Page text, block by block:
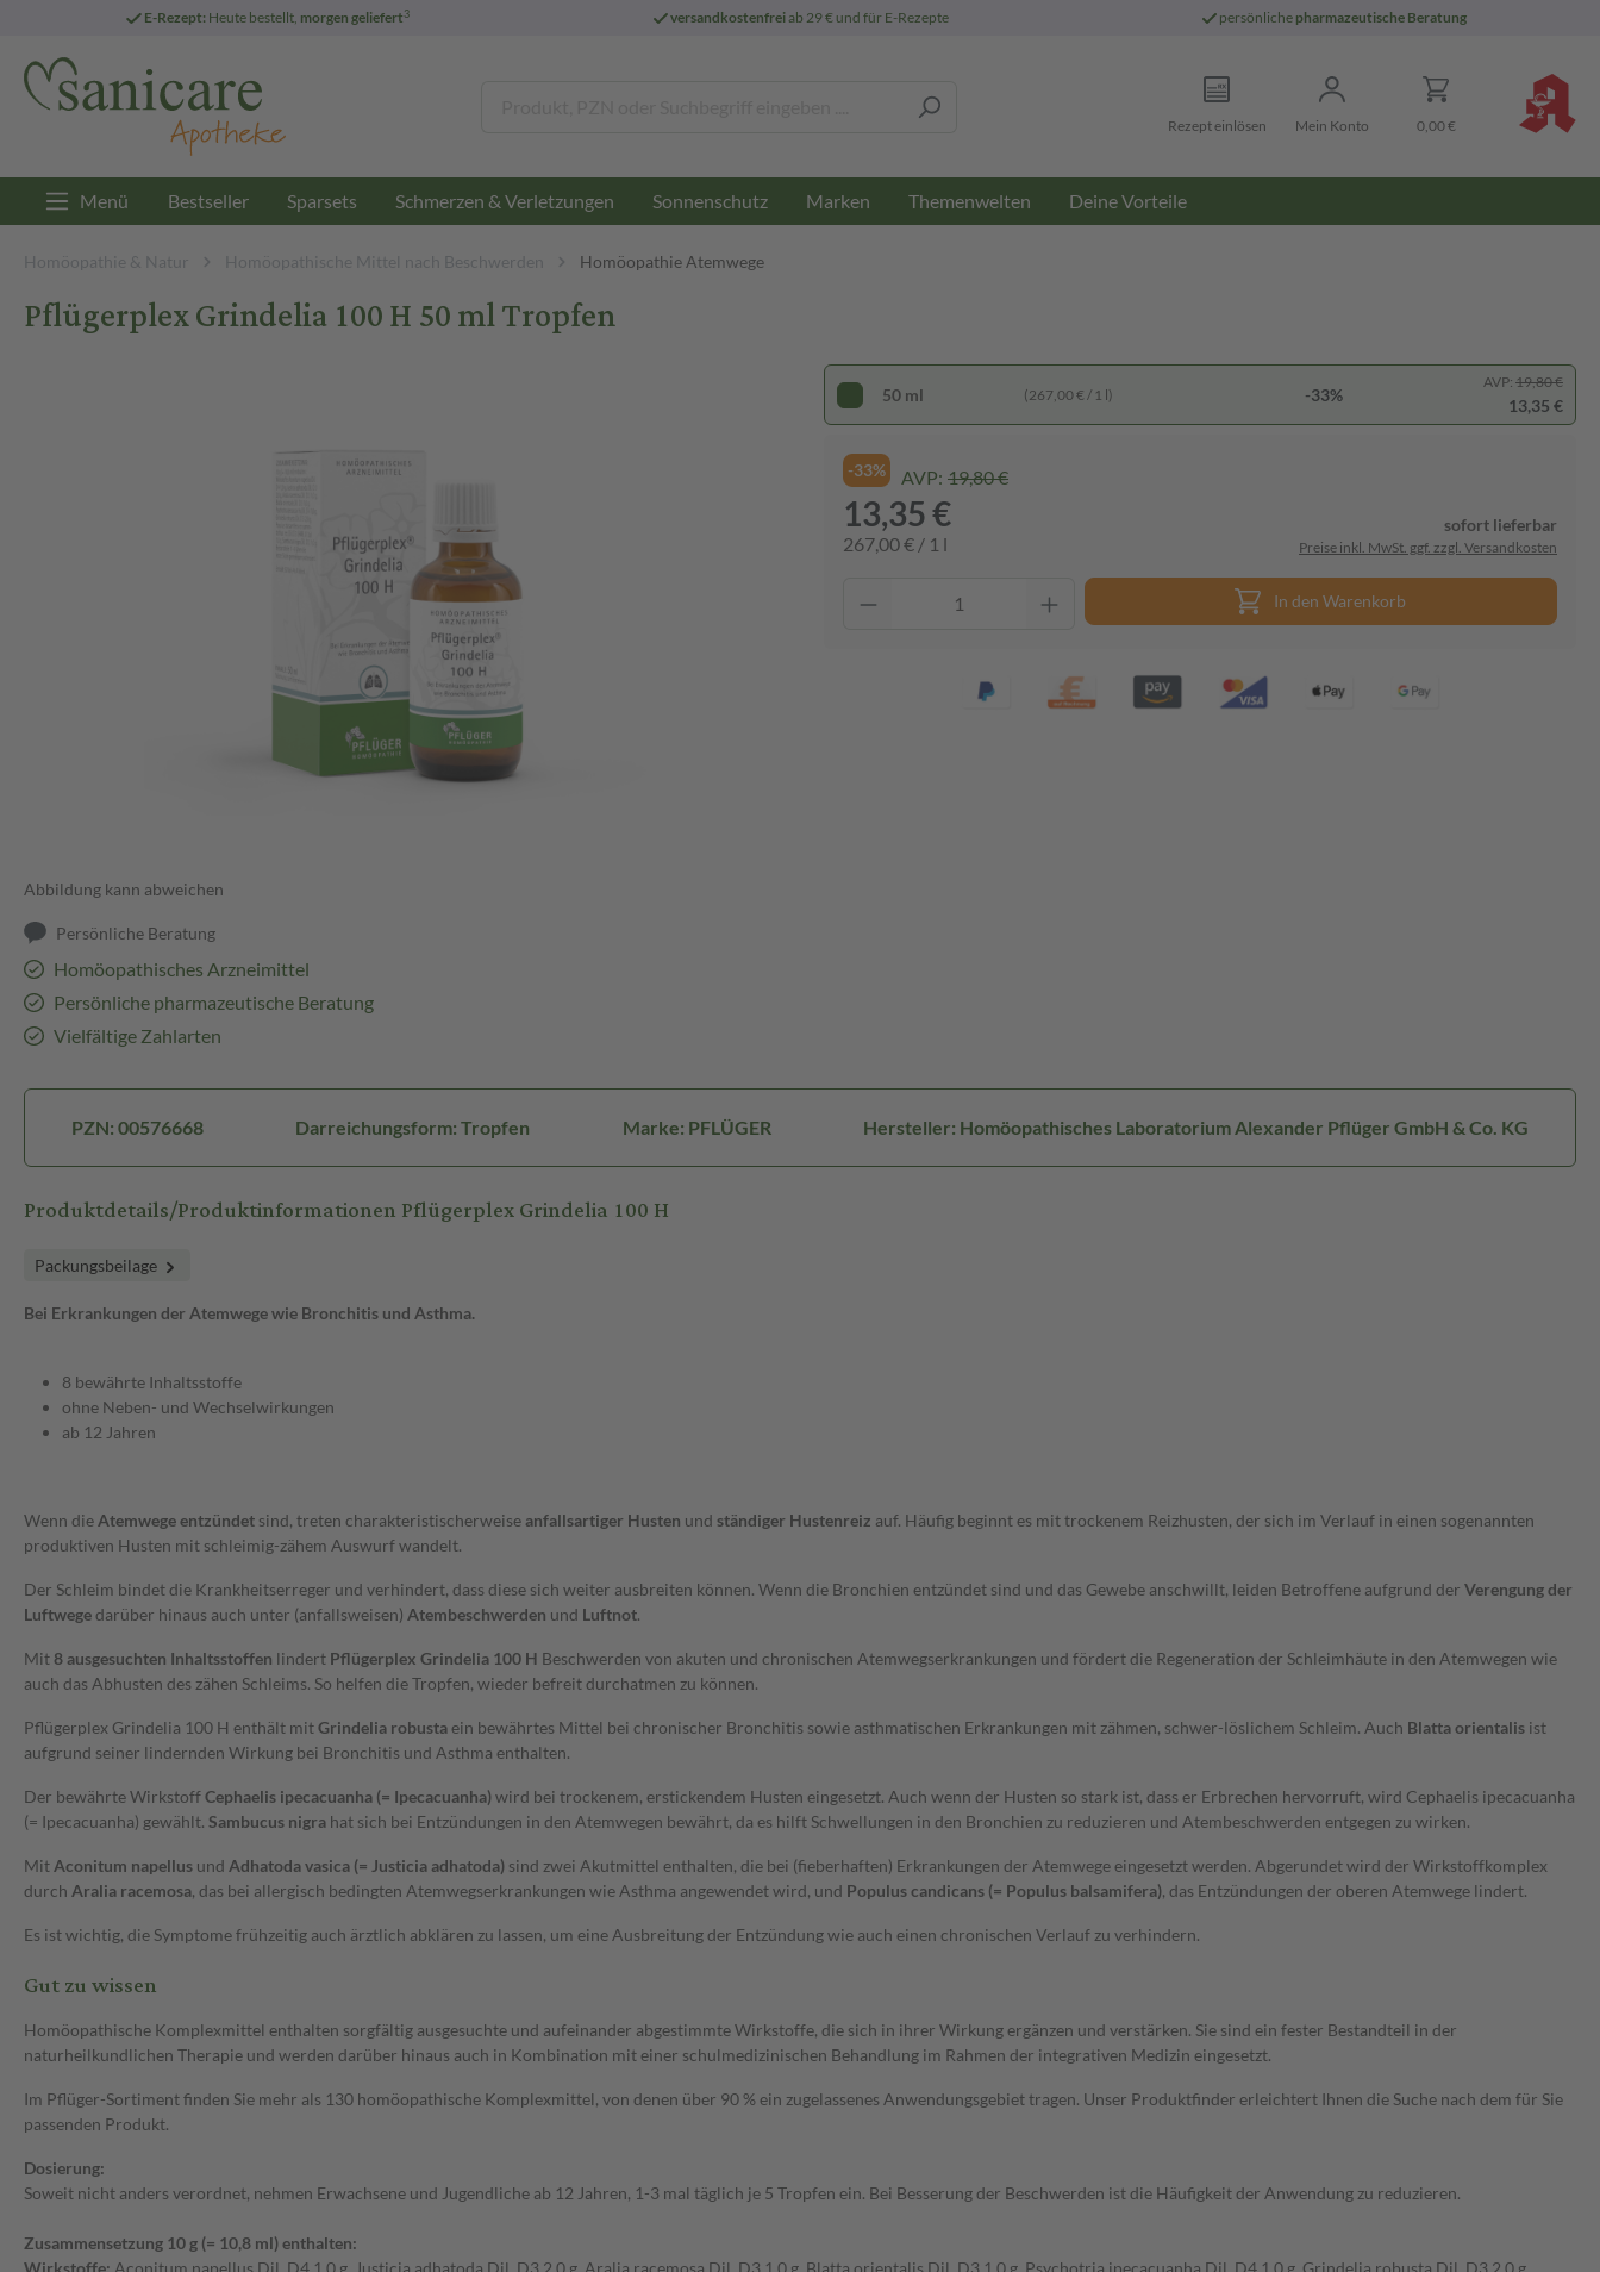
E-Rezept: Heute bestellt, morgen geliefert3 versandkostenfreiab 29 € und für E-Rezepte persönliche pharmazeutische Beratung
Rezept einlösen Mein Konto 0,00 €
Menü Bestseller Sparsets Schmerzen & Verletzungen Sonnenschutz Marken Themenwelten Deine Vorteile
Homöopathie & Natur Homöopathische Mittel nach Beschwerden Homöopathie Atemwege
Pflügerplex Grindelia 100 H 50 ml Tropfen
Abbildung kann abweichen
Persönliche Beratung
Homöopathisches Arzneimittel
Persönliche pharmazeutische Beratung
Vielfältige Zahlarten
50 ml (267,00 € / 1 l) -33%
AVP: 19,80 €
13,35 €
-33% AVP: 19,80 €
13,35 €
267,00 € / 1 l
sofort lieferbar
Preise inkl. MwSt. ggf. zzgl. Versandkosten
In den Warenkorb
PZN: 00576668 Darreichungsform: Tropfen Marke: PFLÜGER Hersteller: Homöopathisches Laboratorium Alexander Pflüger GmbH & Co. KG
Produktdetails/Produktinformationen Pflügerplex Grindelia 100 H
Packungsbeilage
Bei Erkrankungen der Atemwege wie Bronchitis und Asthma.
8 bewährte Inhaltsstoffe
ohne Neben- und Wechselwirkungen
ab 12 Jahren
Wenn die Atemwege entzündet sind, treten charakteristischerweise anfallsartiger Husten und ständiger Hustenreiz auf. Häufig beginnt es mit trockenem Reizhusten, der sich im Verlauf in einen sogenannten
produktiven Husten mit schleimig-zähem Auswurf wandelt.
Der Schleim bindet die Krankheitserreger und verhindert, dass diese sich weiter ausbreiten können. Wenn die Bronchien entzündet sind und das Gewebe anschwillt, leiden Betroffene aufgrund der Verengung der
Luftwegedarüber hinaus auch unter (anfallsweisen) Atembeschwerden und Luftnot.
Mit 8 ausgesuchten Inhaltsstoffen lindert Pflügerplex Grindelia 100 H Beschwerden von akuten und chronischen Atemwegserkrankungen und fördert die Regeneration der Schleimhäute in den Atemwegen wie
auch das Abhusten des zähen Schleims. So helfen die Tropfen, wieder befreit durchatmen zu können.
Pflügerplex Grindelia 100 H enthält mitGrindelia robustaein bewährtes Mittel bei chronischer Bronchitis sowie asthmatischen Erkrankungen mit zähmen, schwer-löslichem Schleim. Auch Blatta orientalis ist
aufgrund seiner lindernden Wirkung bei Bronchitis und Asthma enthalten.
Der bewährte WirkstoffCephaelis ipecacuanha (= Ipecacuanha)wird bei trockenem, erstickendem Husten eingesetzt. Auch wenn der Husten so stark ist, dass er Erbrechen hervorruft, wird Cephaelis ipecacuanha
(= Ipecacuanha) gewählt. Sambucus nigra hat sich bei Entzündungen in den Atemwegen bewährt, da es hilft Schwellungen in den Bronchien zu reduzieren und Atembeschwerden entgegen zu wirken.
Mit Aconitum napellus und Adhatoda vasica (= Justicia adhatoda) sind zwei Akutmittel enthalten, die bei (fieberhaften) Erkrankungen der Atemwege eingesetzt werden. Abgerundet wird der Wirkstoffkomplex
durch Aralia racemosa, das bei allergisch bedingten Atemwegserkrankungen wie Asthma angewendet wird, und Populus candicans (= Populus balsamifera), das Entzündungen der oberen Atemwege lindert.
Es ist wichtig, die Symptome frühzeitig auch ärztlich abklären zu lassen, um eine Ausbreitung der Entzündung wie auch einen chronischen Verlauf zu verhindern.
Gut zu wissen
Homöopathische Komplexmittel enthalten sorgfältig ausgesuchte und aufeinander abgestimmte Wirkstoffe, die sich in ihrer Wirkung ergänzen und verstärken. Sie sind ein fester Bestandteil in der
naturheilkundlichen Therapie und werden darüber hinaus auch in Kombination mit einer schulmedizinischen Behandlung im Rahmen der integrativen Medizin eingesetzt.
Im Pflüger-Sortiment finden Sie mehr als 130 homöopathische Komplexmittel, von denen über 90 % ein zugelassenes Anwendungsgebiet tragen. Unser Produktfinder erleichtert Ihnen die Suche nach dem für Sie
passenden Produkt.
Dosierung:
Soweit nicht anders verordnet, nehmen Erwachsene und Jugendliche ab 12 Jahren, 1-3 mal täglich je 5 Tropfen ein. Bei Besserung der Beschwerden ist die Häufigkeit der Anwendung zu reduzieren.
Zusammensetzung 10 g (= 10,8 ml) enthalten:
Wirkstoffe: Aconitum napellus Dil. D4 1,0 g, Justicia adhatoda Dil. D3 2,0 g, Aralia racemosa Dil. D3 1,0 g, Blatta orientalis Dil. D3 1,0 g, Psychotria ipecacuanha Dil. D4 1,0 g, Grindelia robusta Dil. D3 2,0 g,